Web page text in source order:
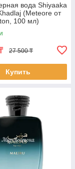
вода Shiyaaka
(Meteore от
100 мл)
27 500 ₸
Купить